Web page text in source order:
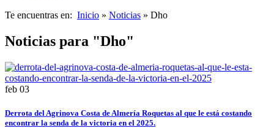
Te encuentras en: Inicio » Noticias » Dho
Noticias para "Dho"
feb 03
Derrota del Agrinova Costa de Almería Roquetas al que le está costando
encontrar la senda de la victoria en el 2025.